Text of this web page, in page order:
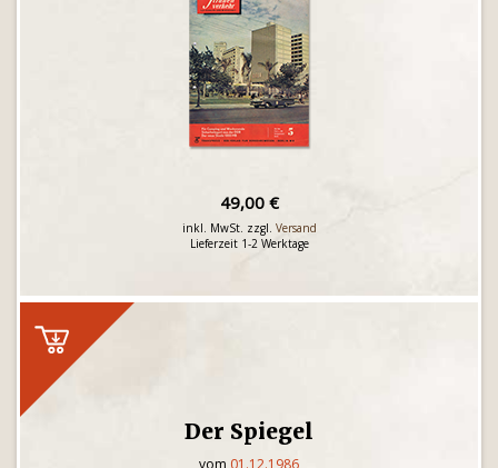
49,00 €
inkl. MwSt. zzgl. Versand
Lieferzeit 1-2 Werktage
Der Spiegel
vom 01.12.1986